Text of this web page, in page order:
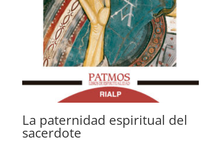
La paternidad espiritual del
sacerdote